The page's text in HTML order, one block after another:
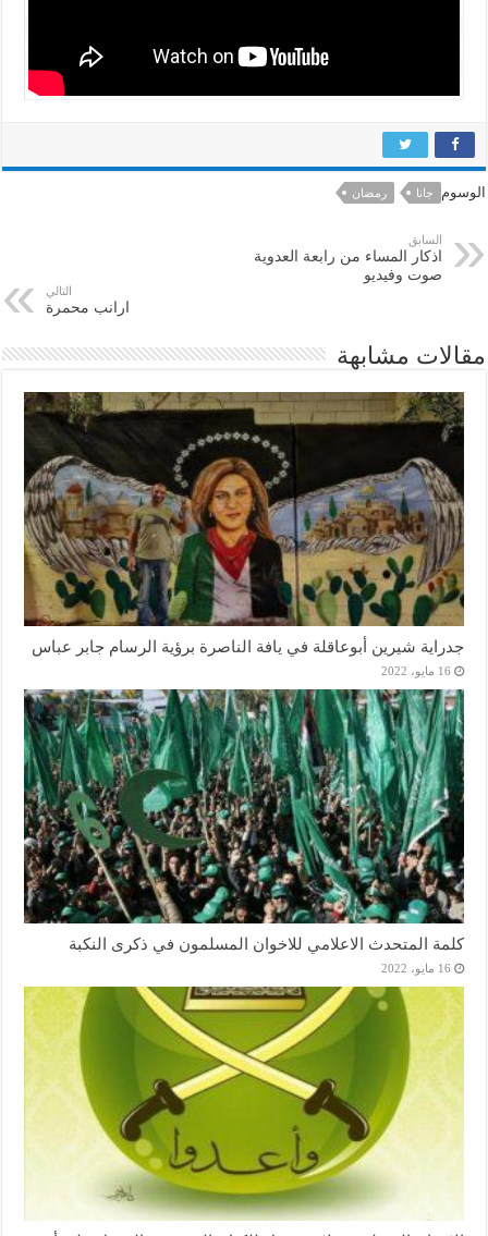
الوسوم جانا رمضان
السابق
اذكار المساء من رابعة العدوية
صوت وفيديو
التالي
ارانب محمرة
مقالات مشابهة
جدراية شيرين أبوعاقلة في يافة الناصرة برؤية الرسام جابر عباس
16 مايو، 2022
كلمة المتحدث الاعلامي للاخوان المسلمون في ذكرى النكبة
16 مايو، 2022